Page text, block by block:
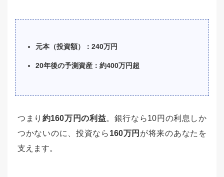
元本（投資額）：240万円
20年後の予測資産：約400万円超
つまり 約160万円の利益。銀行なら10円の利息しか
つかないのに、投資なら 160万円 が将来のあなたを
支えます。